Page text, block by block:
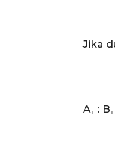
Jika
A₁ :